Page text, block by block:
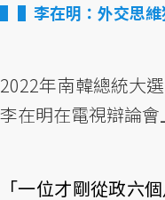
▌李在明：外交思維
2022年南韓總統大
李在明在電視辯論會
「一位才剛從政六